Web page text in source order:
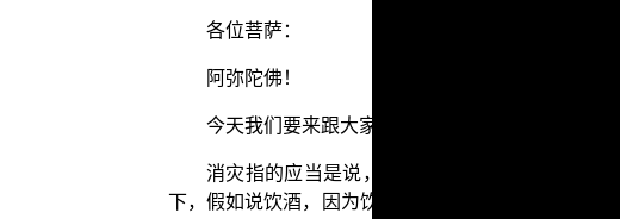
各位菩萨：
阿弥陀佛！
今天我们要来跟大家探讨的一个题目是：消灾、
消灾指的应当是说，希望能够消除可能发生的
下，假如说饮酒，因为饮酒容易让人放逸，因为饮酒